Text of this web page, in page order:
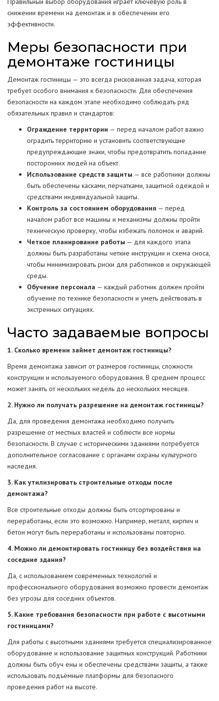
снижении времени на демонтаж и в обеспечении его
эффективности.
Меры безопасности при
демонтаже гостиницы
Демонтаж гостиницы — это всегда рискованная задача, которая
требует особого внимания к безопасности. Для обеспечения
безопасности на каждом этапе необходимо соблюдать ряд
обязательных правил и стандартов:
Ограждение территории — перед началом работ важно
оградить территорию и установить соответствующие
предупреждающие знаки, чтобы предотвратить попадание
посторонних людей на объект.
Использование средств защиты — все работники должны
быть обеспечены касками, перчатками, защитной одеждой и
средствами индивидуальной защиты.
Контроль за состоянием оборудования — перед
началом работ все машины и механизмы должны пройти
техническую проверку, чтобы избежать поломок и аварий.
Четкое планирование работы — для каждого этапа
должны быть разработаны четкие инструкции и схема сноса,
чтобы минимизировать риски для работников и окружающей
среды.
Обучение персонала — каждый работник должен пройти
обучение по технике безопасности и уметь действовать в
экстренных ситуациях.
Часто задаваемые вопросы
1. Сколько времени займет демонтаж гостиницы?
Время демонтажа зависит от размеров гостиницы, сложности
конструкции и используемого оборудования. В среднем процесс
может занять от нескольких недель до нескольких месяцев.
2. Нужно ли получать разрешение на демонтаж гостиницы?
Да, для проведения демонтажа необходимо получить
разрешение от местных властей и соблюсти все нормы
безопасности. В случае с историческими зданиями потребуется
дополнительное согласование с органами охраны культурного
наследия.
3. Как утилизировать строительные отходы после
демонтажа?
Все строительные отходы должны быть отсортированы и
переработаны, если это возможно. Например, металл, кирпич и
бетон могут быть переработаны и использованы повторно.
4. Можно ли демонтировать гостиницу без воздействия на
соседние здания?
Да, с использованием современных технологий и
профессионального оборудования возможно провести демонтаж
без угрозы для соседних объектов.
5. Какие требования безопасности при работе с высотными
гостиницами?
Для работы с высотными зданиями требуется специализированное
оборудование и использование защитных конструкций. Работники
должны быть обуч ены и обеспечены средствами защиты, а также
использовать подъёмные платформы для безопасного
проведения работ на высоте.